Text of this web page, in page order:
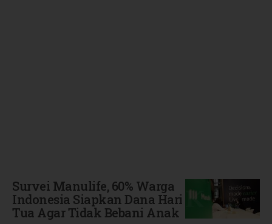
Survei Manulife, 60% Warga
Indonesia Siapkan Dana Hari
Tua Agar Tidak Bebani Anak